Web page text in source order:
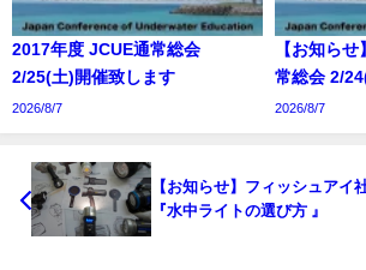
2017年度 JCUE通常総会
2/25(土)開催致します
2026/8/7
【お知ら
常総会 2/
2026/8/7
【お知らせ】フィッシュア
『水中ライトの選び方 』